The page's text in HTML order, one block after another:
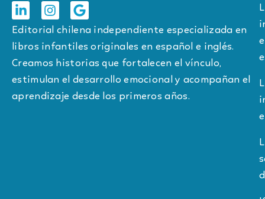
Editorial chilena independiente especializada en
libros infantiles originales en español e inglés.
Creamos historias que fortalecen el vínculo,
estimulan el desarrollo emocional y acompañan el
aprendizaje desde los primeros años.